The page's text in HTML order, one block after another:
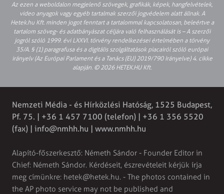
Az ezen a weboldalon megjelenő szövegek, grafikák, képek, hangfelvételek,
video anyagok vagy egyéb tartalmak szerzői jogvédelem alatt állnak. A
Hetek.hu Kft. minden jogot fenntart a tartalommal kapcsolatosan, beleértve a
tartalom szöveg- és adatbányászat céljára való felhasználását is – A szerzői
jogról szóló 1999. évi LXXVI. törvény rendelkezései értelmében a törvény
35/A. § (1) paragrafusa és a digitális szolgáltatások piacairól szóló európai
irányelv (Az Európai Parlament és a Tanács (EU) 2019/790 Irányelve) 4. cikke
alapján. © 2026 HETEK.HU Kft.
Nemzeti Média - és Hírközlési Hatóság, 1525 Budapest,
Pf. 75. | +36 1 457 7100 (telefon) | +36 1 356 5520
(fax) | info@nmhh.hu | www.nmhh.hu
Alapító-főszerkesztő: Németh Sándor - Founder Editor in
Chief: Németh Sándor. Kérdéseit, észrevételeit kérjük írja
meg címünkre: hetek@hetek.hu. - The photos contained in
the AP photo service may not be published and